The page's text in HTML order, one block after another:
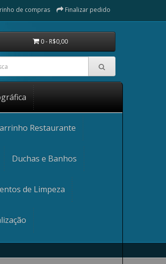
de compras Finalizar pedido
0 - R$0,00
Restaurante
Duchas e Banhos
de Limpeza